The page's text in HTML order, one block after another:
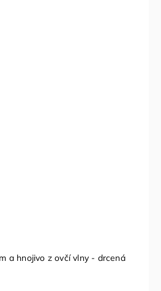
a hnojivo z ovčí vlny - drcená